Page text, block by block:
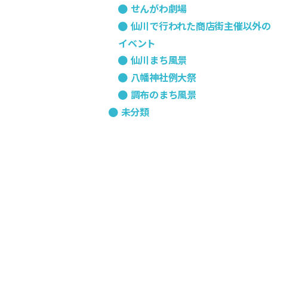
せんがわ劇場
仙川で行われた商店街主催以外の
イベント
仙川まち風景
八幡神社例大祭
調布のまち風景
未分類